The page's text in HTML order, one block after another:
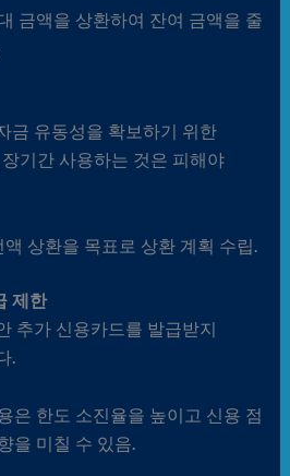
금액을 상환하여 잔여 금액을 줄
금 유동성을 확보하기 위한
기간 사용하는 것은 피해야
상환을 목표로 상환 계획 수립.
제한
추가 신용카드를 발급받지
.
은 한도 소진율을 높이고 신용 점
을 미칠 수 있음.